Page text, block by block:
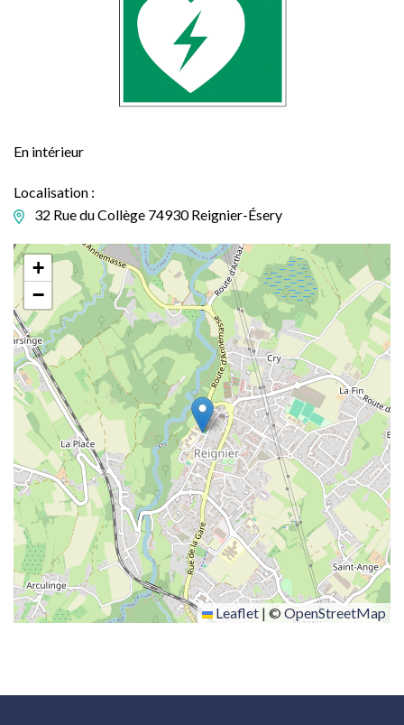
En intérieur
Localisation :
32 Rue du Collège 74930 Reignier-Ésery
+
−
Leaflet | © OpenStreetMap